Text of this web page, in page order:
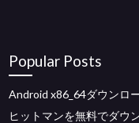
Popular Posts
Android x86_64ダウンロ
ヒットマンを無料でダウ